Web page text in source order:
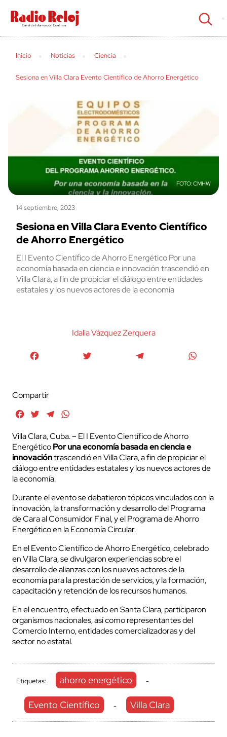
cerrar
Inicio Noticias Ciencia
Sesiona en Villa Clara Evento Científico de Ahorro Energético
CMHW
14 septiembre, 2023
Sesiona en Villa Clara Evento Científico
de Ahorro Energético
El I Evento Científico de Ahorro Energético Por una
economía basada en ciencia e innovación trascendió en
Villa Clara, a fin de propiciar el diálogo entre entidades
estatales y los nuevos actores de la economía
Idalia Vázquez Zerquera
Compartir
FacebookTwitterTelegram
Villa Clara, Cuba. – El I Evento Científico de Ahorro
EnergéticoPor una economía basada en ciencia e
innovacióntrascendió en Villa Clara, a fin de propiciar el
diálogo entre entidades estatales y los nuevos actores de
la economía.
Durante el evento se debatieron tópicos vinculados con la
innovación, la transformación y desarrollo del Programa
de Cara al Consumidor Final, y el Programa de Ahorro
Energético en la Economía Circular.
En el Evento Científico de Ahorro Energético, celebrado
en Villa Clara, se divulgaron experiencias sobre el
desarrollo de alianzas con los nuevos actores de la
economía para la prestación de servicios, y la formación,
capacitación y retención de los recursos humanos.
En el encuentro, efectuado en Santa Clara, participaron
organismos nacionales, así como representantes del
Comercio Interno, entidades comercializadoras y del
sector noestatal.
Etiquetas: ahorro energético -
Evento Científico - Villa Clara